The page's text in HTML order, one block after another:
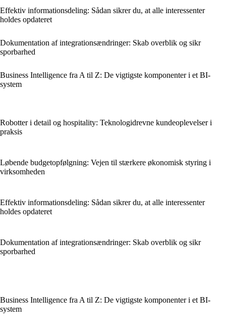
Effektiv informationsdeling: Sådan sikrer du, at alle interessenter
holdes opdateret
Dokumentation af integrationsændringer: Skab overblik og sikr
sporbarhed
Business Intelligence fra A til Z: De vigtigste komponenter i et BI-
system
Robotter i detail og hospitality: Teknologidrevne kundeoplevelser i
praksis
Løbende budgetopfølgning: Vejen til stærkere økonomisk styring i
virksomheden
Effektiv informationsdeling: Sådan sikrer du, at alle interessenter
holdes opdateret
Dokumentation af integrationsændringer: Skab overblik og sikr
sporbarhed
Business Intelligence fra A til Z: De vigtigste komponenter i et BI-
system